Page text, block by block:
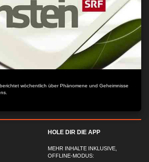
wöchentlich über Phänomene und Geheimnisse
HOLE DIR DIE APP
MEHR INHALTE INKLUSIVE,
OFFLINE-MODUS: